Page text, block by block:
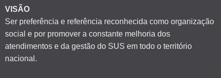
VISÃO
Ser preferência e referência reconhecida como organização
social e por promover a constante melhoria dos
atendimentos e da gestão do SUS em todo o território
nacional.